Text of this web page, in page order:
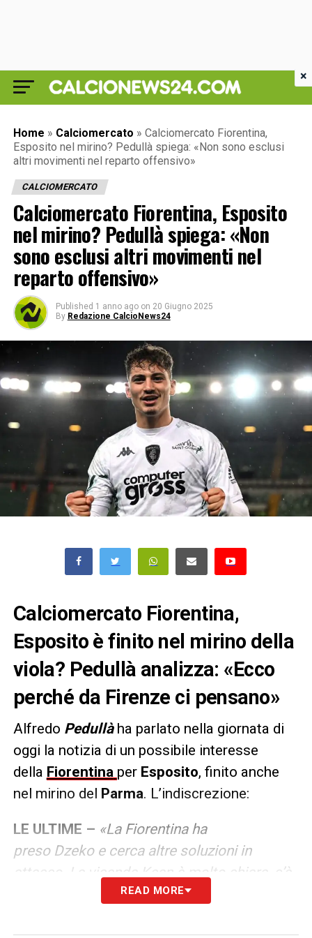
Home » Calciomercato » Calciomercato Fiorentina,
Esposito nel mirino? Pedullà spiega: «Non sono esclusi
altri movimenti nel reparto offensivo»
CALCIOMERCATO
Calciomercato Fiorentina, Esposito
nel mirino? Pedullà spiega: «Non
sono esclusi altri movimenti nel
reparto offensivo»
Published 1 anno ago on 20 Giugno 2025
By Redazione CalcioNews24
Calciomercato Fiorentina,
Esposito è finito nel mirino della
viola? Pedullà analizza: «Ecco
perché da Firenze ci pensano»
Alfredo Pedullà ha parlato nella giornata di
oggi la notizia di un possibile interesse
della Fiorentina per Esposito, finito anche
nel mirino del Parma. L’indiscrezione:
LE ULTIME – «La Fiorentina ha
preso Dzeko e cerca altre soluzioni in
attacco. La vicenda Kean è molto chiara, c’è
una clausola, qualcuno deve materializzarsi
READ MORE
×